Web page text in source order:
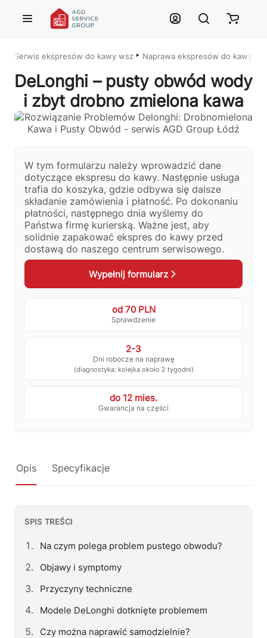
Przejdź do treści głównej
Serwis ekspresów do kawy wszystkich marek – Łódź i cała Polska
Naprawa ekspresów do kawy w
DeLonghi – pusty obwód wody
i zbyt drobno zmielona kawa
W tym formularzu należy wprowadzić dane
dotyczące ekspresu do kawy. Następnie usługa
trafia do koszyka, gdzie odbywa się dalsze
składanie zamówienia i płatność. Po dokonaniu
płatności, następnego dnia wyślemy do
Państwa firmę kurierską. Ważne jest, aby
solidnie zapakować ekspres do kawy przed
dostawą do naszego centrum serwisowego.
Wypełnij formularz
od 70 PLN
Sprawdzenie
2-3
Dni robocze na naprawę
(diagnostyka: kolejka około 2 tygodni)
do 12 mies.
Gwarancja na części
Opis Specyfikacje
SPIS TREŚCI
Na czym polega problem pustego obwodu?
Objawy i symptomy
Przyczyny techniczne
Modele DeLonghi dotknięte problemem
Czy można naprawić samodzielnie?
☕
Cześć! Jestem Justyna
Pomogę Ci z ekspresem do kawy — sprawdzenie, naprawa, części
zamienne lub złożenie zamówienia.
🔎Status naprawy 🔧Jak oddać do naprawy?
💰Ile kosztuje naprawa? ☕Ekspres nie działa
Reklamacja naprawy 📦 Reklamacja towaru